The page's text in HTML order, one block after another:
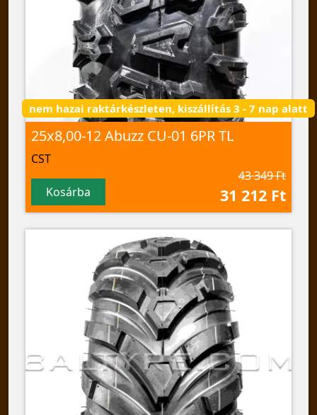
nem hazai raktárkészleten, kiszállítás 3 - 7 nap alatt
25x8,00-12 Abuzz CU-01 6PR TL
CST
Kosárba
43 349 Ft
31 212 Ft